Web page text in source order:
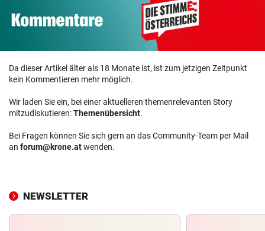
Da dieser Artikel älter als 18 Monate ist, ist zum jetzigen Zeitpunkt
kein Kommentieren mehr möglich.
Wir laden Sie ein, bei einer aktuelleren themenrelevanten Story
mitzudiskutieren:Themenübersicht.
Bei Fragen können Sie sich gern an das Community-Team per Mail
an forum@krone.atwenden.
NEWSLETTER